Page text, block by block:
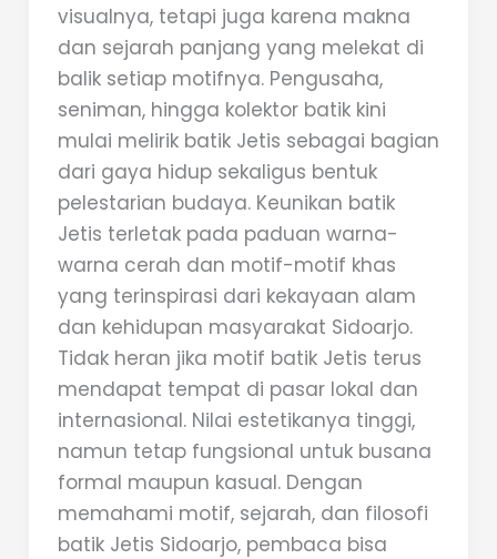
visualnya, tetapi juga karena makna
dan sejarah panjang yang melekat di
balik setiap motifnya. Pengusaha,
seniman, hingga kolektor batik kini
mulai melirik batik Jetis sebagai bagian
dari gaya hidup sekaligus bentuk
pelestarian budaya. Keunikan batik
Jetis terletak pada paduan warna-
warna cerah dan motif-motif khas
yang terinspirasi dari kekayaan alam
dan kehidupan masyarakat Sidoarjo.
Tidak heran jika motif batik Jetis terus
mendapat tempat di pasar lokal dan
internasional. Nilai estetikanya tinggi,
namun tetap fungsional untuk busana
formal maupun kasual. Dengan
memahami motif, sejarah, dan filosofi
batik Jetis Sidoarjo, pembaca bisa